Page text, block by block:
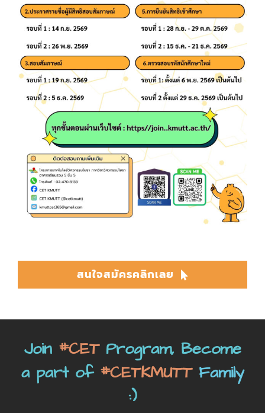
สนใจสมัครคลิกเลย
Join #CETProgram, Become
a part of #CETKMUTT Family
:)